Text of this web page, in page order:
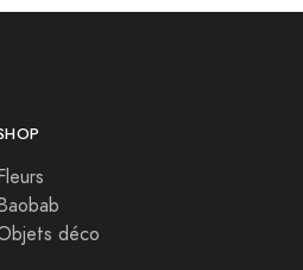
déco